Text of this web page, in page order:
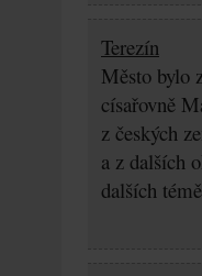
Terezín
Město bylo
císařovně
z českých
a z dalších
dalších